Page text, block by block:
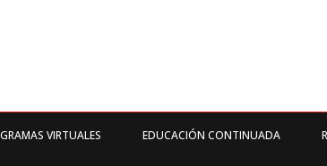
VIRTUALES EDUCACIÓN CONTINUADA